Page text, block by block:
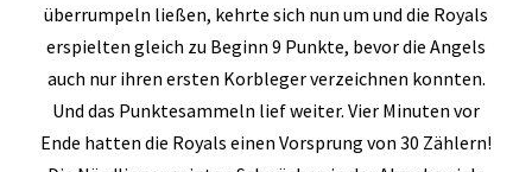
überrumpeln ließen, kehrte sich nun um und die Royals
erspielten gleich zu Beginn 9 Punkte, bevor die Angels
auch nur ihren ersten Korbleger verzeichnen konnten.
Und das Punktesammeln lief weiter. Vier Minuten vor
Ende hatten die Royals einen Vorsprung von 30 Zählern!